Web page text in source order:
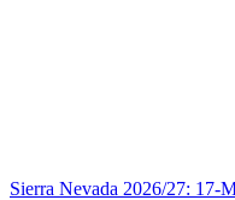
Sierra Nevada 2026/27: 17-